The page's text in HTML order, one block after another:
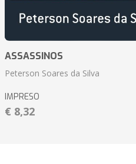
ASSASSINOS
Peterson Soares da Silva
IMPRESO
€ 8,32